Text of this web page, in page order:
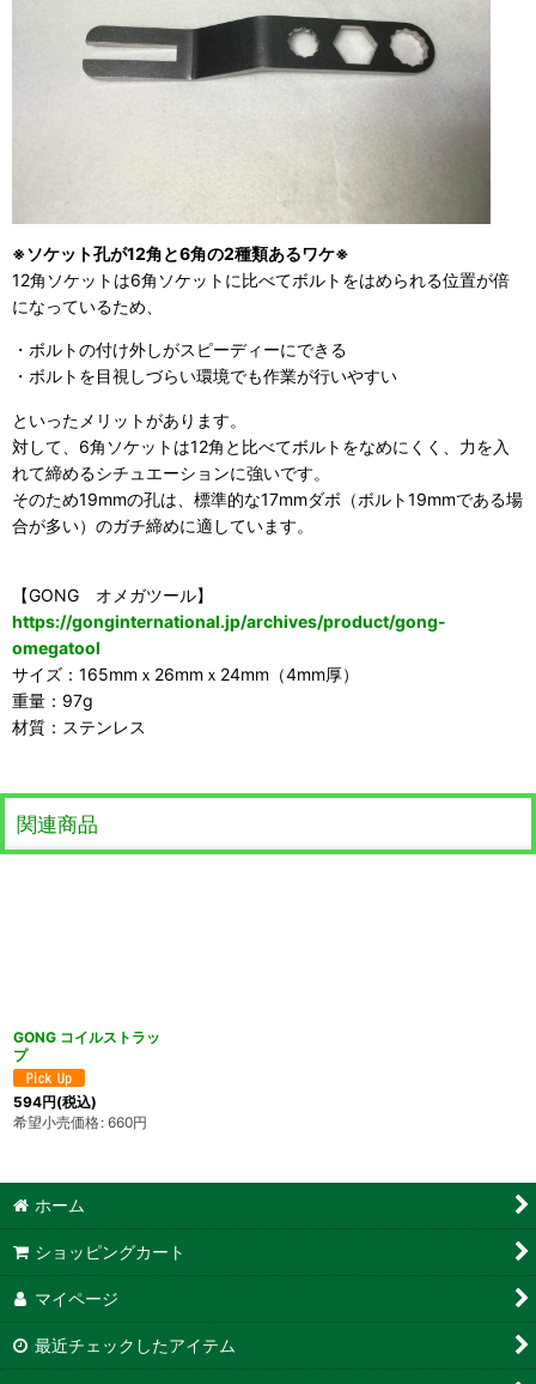
※ソケット孔が12角と6角の2種類あるワケ※
12角ソケットは6角ソケットに比べてボルトをはめられる位置が倍
になっているため、
・ボルトの付け外しがスピーディーにできる
・ボルトを目視しづらい環境でも作業が行いやすい
といったメリットがあります。
対して、6角ソケットは12角と比べてボルトをなめにくく、力を入
れて締めるシチュエーションに強いです。
そのため19mmの孔は、標準的な17mmダボ（ボルト19mmである場
合が多い）のガチ締めに適しています。
【GONG オメガツール】
https://gonginternational.jp/archives/product/gong-
omegatool
サイズ：165mmｘ26mmｘ24mm（4mm厚）
重量：97g
材質：ステンレス
関連商品
GONG コイルストラッ
プ
594円(税込)
希望小売価格: 660円
ホーム
ショッピングカート
マイページ
最近チェックしたアイテム